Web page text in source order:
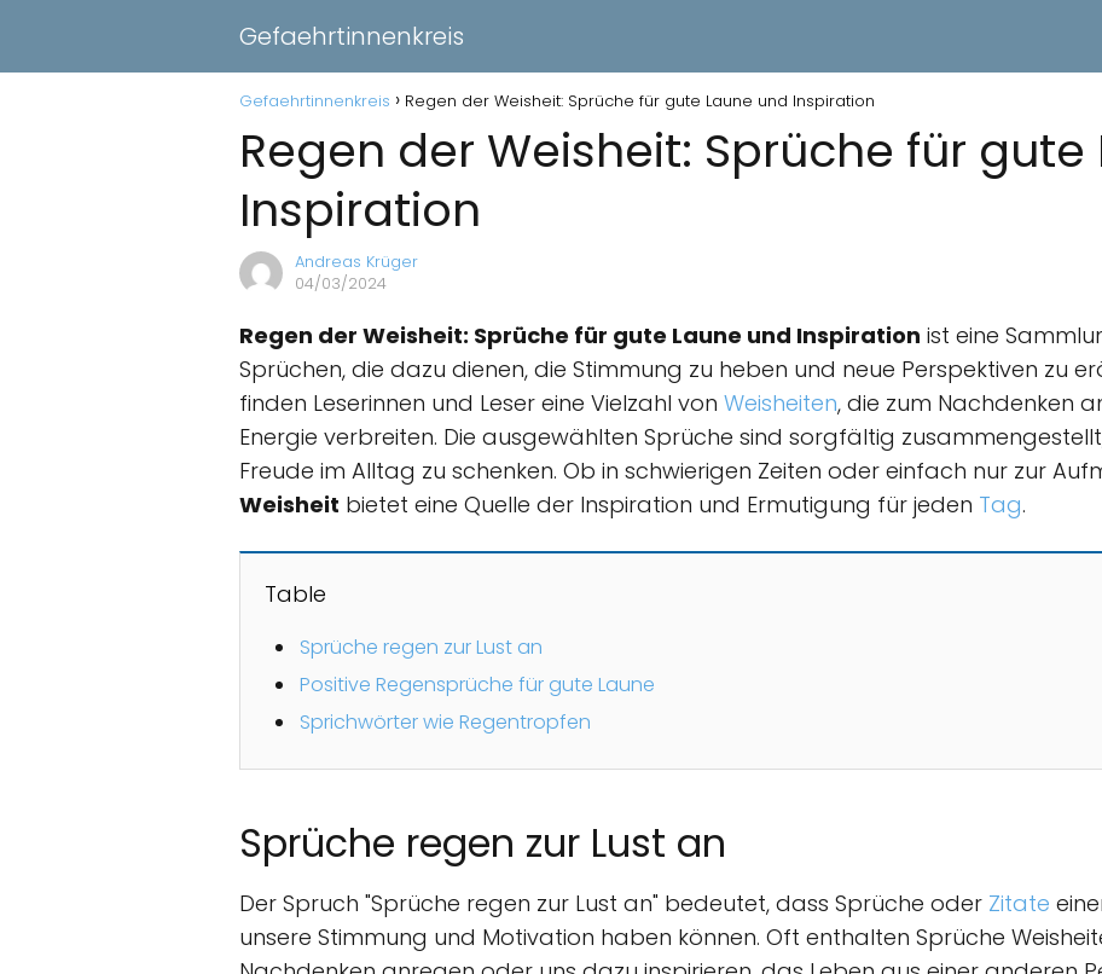
Gefaehrtinnenkreis
Gefaehrtinnenkreis Regen der Weisheit: Sprüche für gute Laune und Inspiration
Regen der Weisheit: Sprüche für gute
Inspiration
Andreas Krüger
04/03/2024
Regen der Weisheit: Sprüche für gute Laune und Inspiration ist eine
Sprüchen, die dazu dienen, die Stimmung zu heben und neue Perspektiven zu
finden Leserinnen und Leser eine Vielzahl von Weisheiten, die zum Nachdenken
Energie verbreiten. Die ausgewählten Sprüche sind sorgfältig
Freude im Alltag zu schenken. Ob in schwierigen Zeiten oder einfach nur zur
Weisheit bietet eine Quelle der Inspiration und Ermutigung für jeden Tag.
Table
Sprüche regen zur Lust an
Positive Regensprüche für gute Laune
Sprichwörter wie Regentropfen
Sprüche regen zur Lust an
Der Spruch "Sprüche regen zur Lust an" bedeutet, dass Sprüche oder Zitate
unsere Stimmung und Motivation haben können. Oft enthalten Sprüche